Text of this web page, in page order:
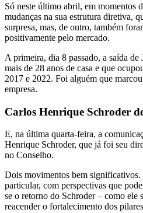
Só neste último abril, em momentos
mudanças na sua estrutura diretiva,
surpresa, mas, de outro, também
positivamente pelo mercado.
A primeira, dia 8 passado, a saída
mais de 28 anos de casa e que
2017 e 2022. Foi alguém que
empresa.
Carlos Henrique Schroder
E, na última quarta-feira, a
Henrique Schroder, que já foi seu
no Conselho.
Dois movimentos bem
particular, com perspectivas que
se o retorno do Schroder – como ele
reacender o fortalecimento dos